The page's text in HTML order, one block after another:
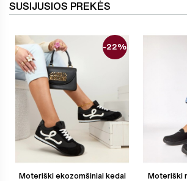
SUSIJUSIOS PREKĖS
Moteriški ekozomšiniai kedai
-22%
Moteriški